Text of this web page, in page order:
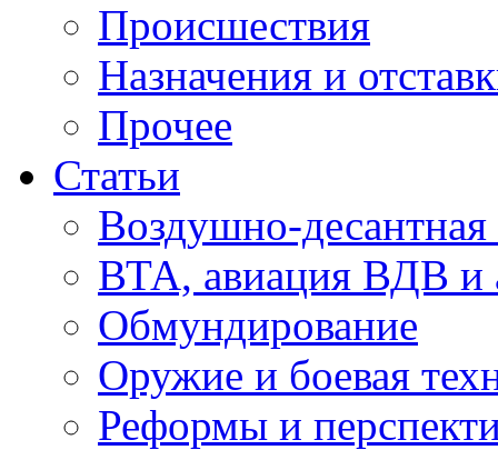
Происшествия
Назначения и
Прочее
Статьи
Воздушно-десантная
ВТА, авиация ВДВ и
Обмундирование
Оружие и боевая
Реформы и